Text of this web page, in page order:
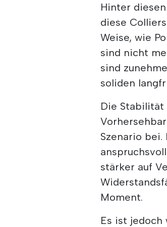
Hinter
diese
Weise, wie
sind nicht
sind
soliden
Die
Szenario
stärker auf
Moment.
Es ist